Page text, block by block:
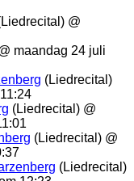
@
maandag 24 juli
(Liedrecital)
(Liedrecital) @
(Liedrecital) @
(Liedrecital)